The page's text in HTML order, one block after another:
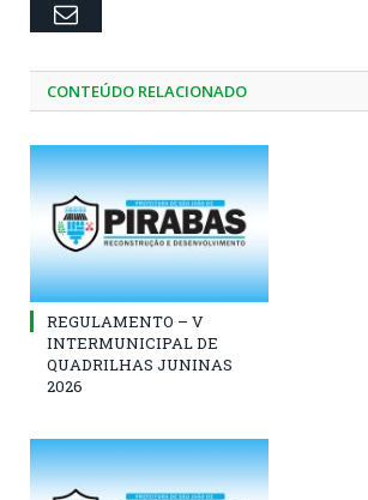
Email
CONTEÚDO RELACIONADO
REGULAMENTO – V
INTERMUNICIPAL DE
QUADRILHAS JUNINAS
2026